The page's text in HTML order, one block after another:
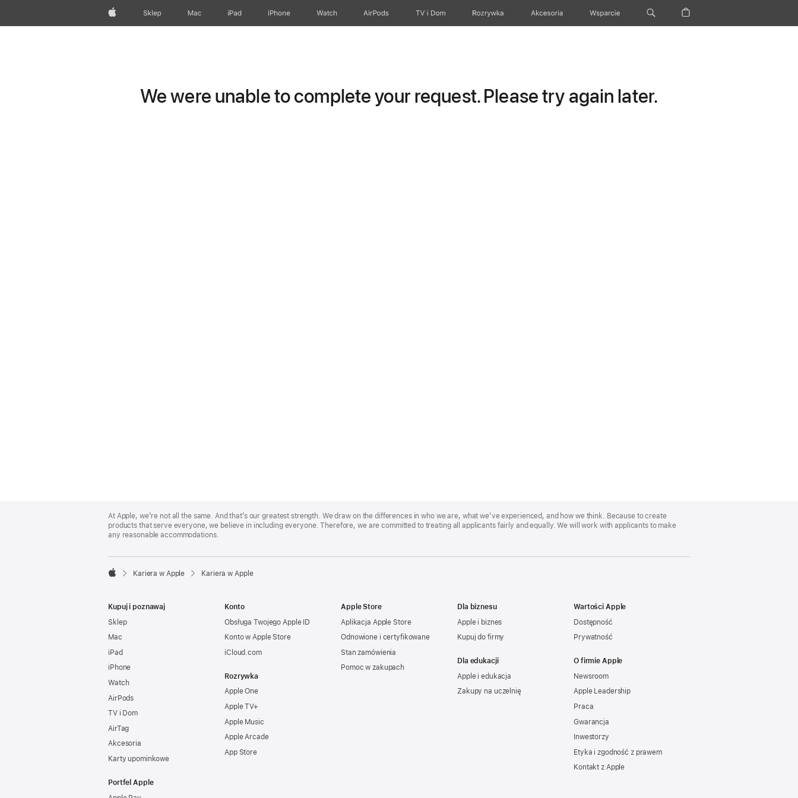
Apple Sklep Mac iPad iPhone Watch AirPods TV i Dom Rozrywka Akcesoria Wsparcie
We were unable to complete your request. Please try again later.
Footer
At Apple, we’re not all the same. And that’s our greatest strength. We draw on the differences in who we are, what we’ve experienced, and how we think. Because to create
products that serve everyone, we believe in including everyone. Therefore, we are committed to treating all applicants fairly and equally. We will work with applicants to make
any reasonable accommodations.

Kariera w Apple Kariera w Apple
Kupuj i poznawaj
Sklep
Mac
iPad
iPhone
Watch
AirPods
TV i Dom
AirTag
Akcesoria
Karty upominkowe
Portfel Apple
Konto
Obsługa Twojego Apple ID
Konto w Apple Store
iCloud.com
Rozrywka
Apple One
Apple TV+
Apple Music
Apple Arcade
App Store
Apple Store
Aplikacja Apple Store
Odnowione i certyfikowane
Stan zamówienia
Pomoc w zakupach
Dla biznesu
Apple i biznes
Kupuj do firmy
Dla edukacji
Apple i edukacja
Zakupy na uczelnię
Wartości Apple
Dostępność
Prywatność
O firmie Apple
Newsroom
Apple Leadership
Praca
Gwarancja
Inwestorzy
Etyka i zgodność z prawem
Kontakt z Apple